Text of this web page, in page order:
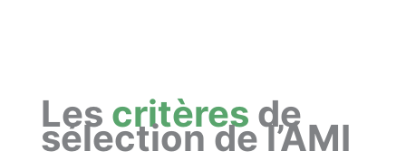
Les critères de
sélection de l’AMI